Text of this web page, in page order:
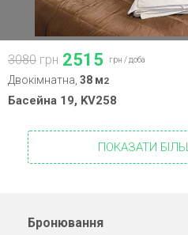
3080 грн 2515 грн / доба
Двокімнатна, 38 м2
Басейна 19, KV258
ПОКАЗАТИ
Бронювання